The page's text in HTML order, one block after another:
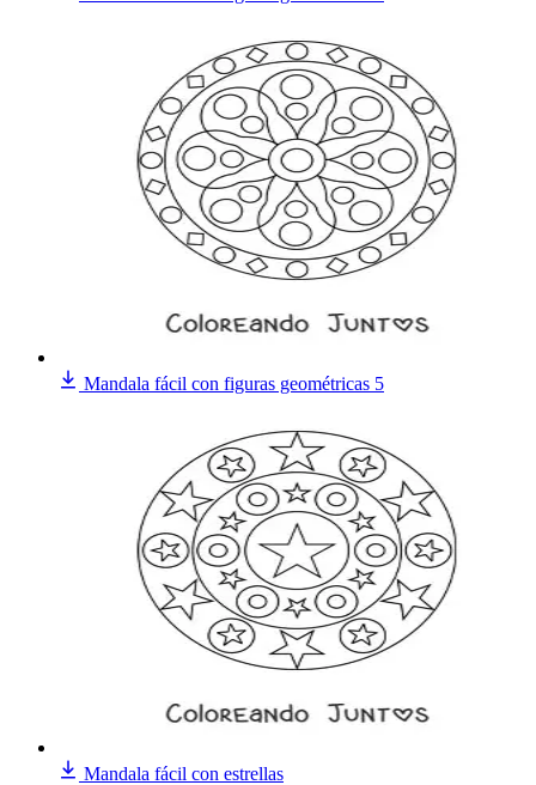
Mandala fácil con figuras geométricas 5
Mandala fácil con estrellas